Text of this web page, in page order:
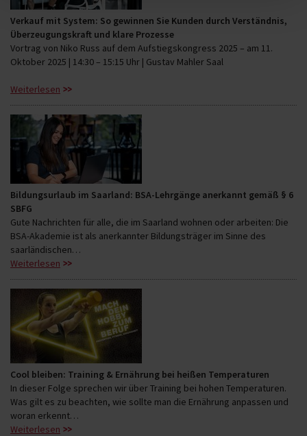
Verkauf mit System: So gewinnen Sie Kunden durch Verständnis,
Überzeugungskraft und klare Prozesse
Vortrag von Niko Russ auf dem Aufstiegskongress 2025 – am 11.
Oktober 2025 | 14:30 – 15:15 Uhr | Gustav Mahler Saal
Weiterlesen
Bildungsurlaub im Saarland: BSA-Lehrgänge anerkannt gemäß § 6
SBFG
Gute Nachrichten für alle, die im Saarland wohnen oder arbeiten: Die
BSA-Akademie ist als anerkannter Bildungsträger im Sinne des
saarländischen…
Weiterlesen
Cool bleiben: Training & Ernährung bei heißen Temperaturen
In dieser Folge sprechen wir über Training bei hohen Temperaturen.
Was gilt es zu beachten, wie sollte man die Ernährung anpassen und
woran erkennt…
Weiterlesen